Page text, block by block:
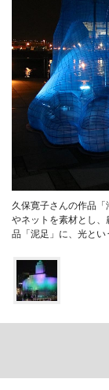
久保寛子さんの作品
やネットを素材とし
品「泥足」に、光とい